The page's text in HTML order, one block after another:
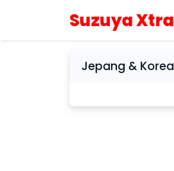
Suzuya Xtra
Jepang & Korea